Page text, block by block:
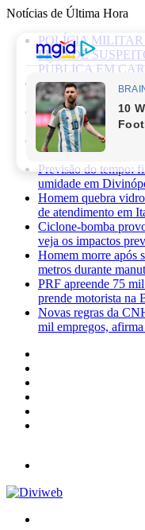
Notícias de Última Hora
POLÍCIA MILITAR
PRENDE
PÚBLICA EM
Caminhonete furtada
pela Polícia Militar
Mãe de recém-
Sabará
Três pessoas ficam
Planalto, em
Previsão do tempo:
umidade em
Homem quebra
de atendimento em
Ciclone-bomba
veja os impactos
Homem morre após
metros durante
PRF apreende 75
prende motorista na
Novas regras da
mil empregos,